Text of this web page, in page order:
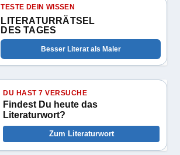
TESTE DEIN WISSEN
LITERATURRÄTSEL
DES TAGES
Besser Literat als Maler
DU HAST 7 VERSUCHE
Findest Du heute das
Literaturwort?
Zum Literaturwort